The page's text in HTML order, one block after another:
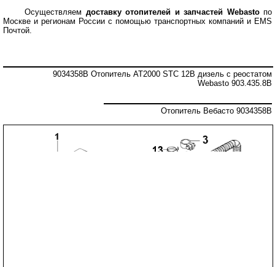
Осуществляем доставку отопителей и запчастей Webastoпо
Москве и регионам России с помощью транспортных компаний и EMS
Почтой.
9034358B Отопитель AT2000 STC 12В дизель с реостатом
Webasto 903.435.8B
Отопитель Вебасто 9034358B